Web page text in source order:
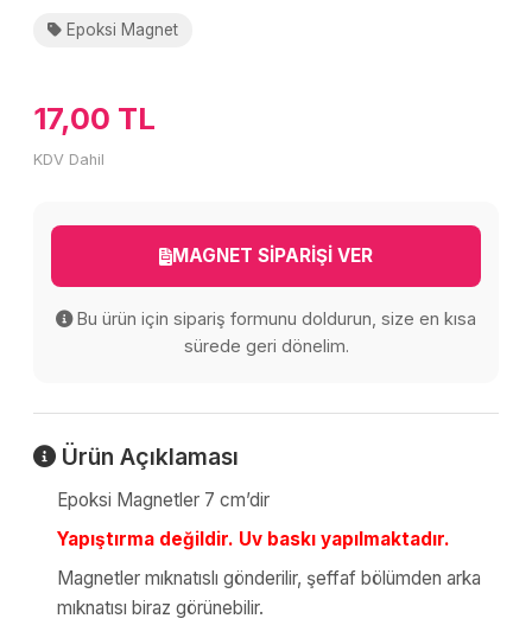
Epoksi Magnet
17,00 TL
KDV Dahil
MAGNET SİPARİŞİ VER
Bu ürün için sipariş formunu doldurun, size en kısa
sürede geri dönelim.
Ürün Açıklaması
Epoksi Magnetler 7 cm’dir
Yapıştırma değildir. Uv baskı yapılmaktadır.
Magnetler mıknatıslı gönderilir, şeffaf bölümden arka
mıknatısı biraz görünebilir.